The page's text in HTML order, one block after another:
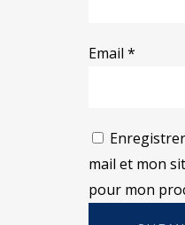
Email *
mail et mon
pour mon